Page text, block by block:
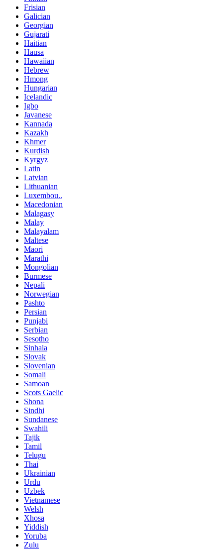
Frisian
Galician
Georgian
Gujarati
Haitian
Hausa
Hawaiian
Hebrew
Hmong
Hungarian
Icelandic
Igbo
Javanese
Kannada
Kazakh
Khmer
Kurdish
Kyrgyz
Latin
Latvian
Lithuanian
Luxembou..
Macedonian
Malagasy
Malay
Malayalam
Maltese
Maori
Marathi
Mongolian
Burmese
Nepali
Norwegian
Pashto
Persian
Punjabi
Serbian
Sesotho
Sinhala
Slovak
Slovenian
Somali
Samoan
Scots Gaelic
Shona
Sindhi
Sundanese
Swahili
Tajik
Tamil
Telugu
Thai
Ukrainian
Urdu
Uzbek
Vietnamese
Welsh
Xhosa
Yiddish
Yoruba
Zulu